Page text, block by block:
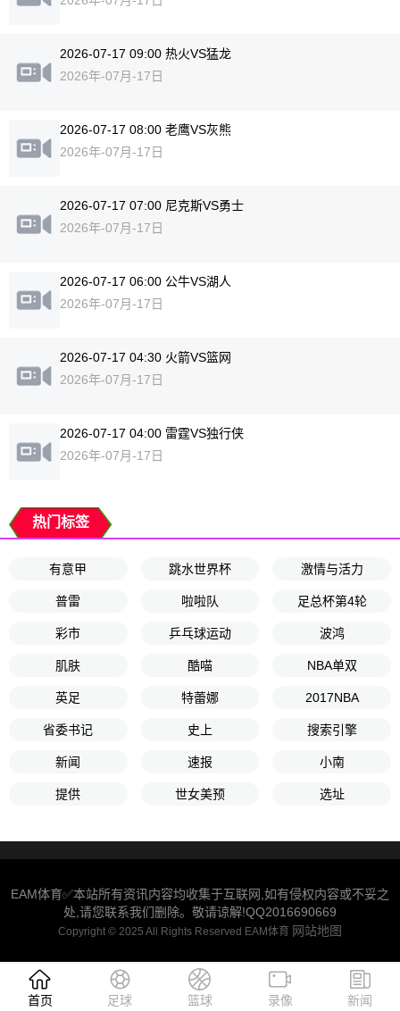
2026-07-17 09:00 热火VS猛龙
2026年-07月-17日
2026-07-17 08:00 老鹰VS灰熊
2026年-07月-17日
2026-07-17 07:00 尼克斯VS勇士
2026年-07月-17日
2026-07-17 06:00 公牛VS湖人
2026年-07月-17日
2026-07-17 04:30 火箭VS篮网
2026年-07月-17日
2026-07-17 04:00 雷霆VS独行侠
2026年-07月-17日
热门标签
有意甲 跳水世界杯 激情与活力
普雷 啦啦队 足总杯第4轮
彩市 乒乓球运动 波鸿
肌肤 酷喵 NBA单双
英足 特蕾娜 2017NBA
省委书记 史上 搜索引擎
新闻 速报 小南
提供 世女美预 选址
EAM体育✅本站所有资讯内容均收集于互联网,如有侵权内容或不妥之
处,请您联系我们删除。敬请谅解!QQ2016690669
Copyright © 2025 All Rights Reserved EAM体育 网站地图
首页 足球 篮球 录像 新闻